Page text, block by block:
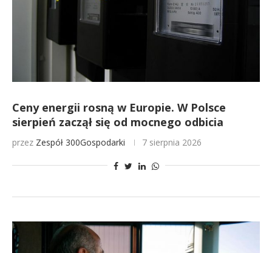
Ceny energii rosną w Europie. W Polsce
sierpień zaczął się od mocnego odbicia
przez Zespół 300Gospodarki 7 sierpnia 2026